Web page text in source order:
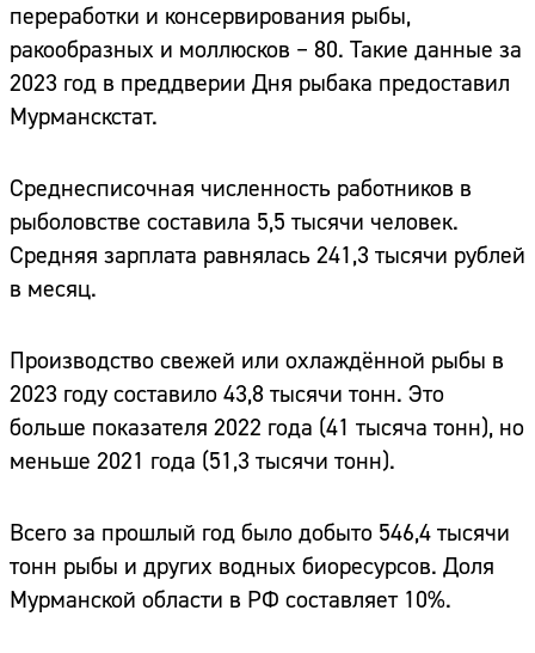
переработки и консервирования рыбы,
ракообразных и моллюсков – 80. Такие данные за
2023 год в преддверии Дня рыбака предоставил
Мурманскстат.
Среднесписочная численность работников в
рыболовстве составила 5,5 тысячи человек.
Средняя зарплата равнялась 241,3 тысячи рублей
в месяц.
Производство свежей или охлаждённой рыбы в
2023 году составило 43,8 тысячи тонн. Это
больше показателя 2022 года (41 тысяча тонн), но
меньше 2021 года (51,3 тысячи тонн).
Всего за прошлый год было добыто 546,4 тысячи
тонн рыбы и других водных биоресурсов. Доля
Мурманской области в РФ составляет 10%.